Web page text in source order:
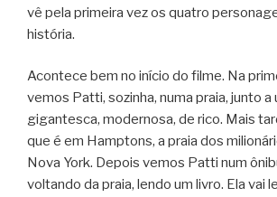
vê pela primeira vez os quatro
história.
Acontece bem no início do filme. Na
vemos Patti, sozinha, numa praia, junto a
gigantesca, modernosa, de rico. Mais
que é em Hamptons, a praia dos
Nova York. Depois vemos Patti num
voltando da praia, lendo um livro. Ela vai